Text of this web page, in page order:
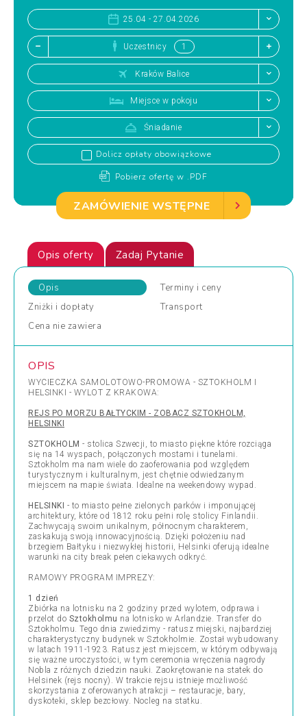
25.04 - 27.04.2026
Uczestnicy
Kraków Balice
Miejsce w pokoju
Śniadanie
Dolicz opłaty obowiązkowe
Pobierz ofertę w .PDF
ZAMÓWIENIE WSTĘPNE
Opis oferty Zadaj Pytanie
Opis Terminy i ceny
Zniżki i dopłaty
Transport
Cena nie zawiera
OPIS
WYCIECZKA SAMOLOTOWO-PROMOWA - SZTOKHOLM I
HELSINKI - WYLOT Z KRAKOWA:
REJS PO MORZU BAŁTYCKIM - ZOBACZ SZTOKHOLM,
HELSINKI
SZTOKHOLM - stolica Szwecji, to miasto piękne które rozciąga
się na 14 wyspach, połączonych mostami i tunelami.
Sztokholm ma nam wiele do zaoferowania pod względem
turystycznym i kulturalnym, jest chętnie odwiedzanym
miejscem na mapie świata. Idealne na weekendowy wypad.
HELSINKI - to miasto pełne zielonych parków i imponującej
architektury, które od 1812 roku pełni rolę stolicy Finlandii.
Zachwycają swoim unikalnym, północnym charakterem,
zaskakują swoją innowacyjnością. Dzięki położeniu nad
brzegiem Bałtyku i niezwykłej historii, Helsinki oferują idealne
warunki na city break pełen ciekawych odkryć.
RAMOWY PROGRAM IMPREZY:
1 dzień
Zbiórka na lotnisku na 2 godziny przed wylotem, odprawa i
przelot do Sztokholmu na lotnisko w Arlandzie. Transfer do
Sztokholmu. Tego dnia zwiedzimy - ratusz miejski, najbardziej
charakterystyczny budynek w Sztokholmie. Został wybudowany
w latach 1911-1923. Ratusz jest miejscem, w którym odbywają
się ważne uroczystości, w tym ceremonia wręczenia nagrody
Nobla z różnych dziedzin nauki. Zaokrętowanie na statek do
Helsinek (rejs nocny). W trakcie rejsu istnieje możliwość
skorzystania z oferowanych atrakcji – restauracje, bary,
dyskoteki, sklep bezcłowy. Nocleg na statku.